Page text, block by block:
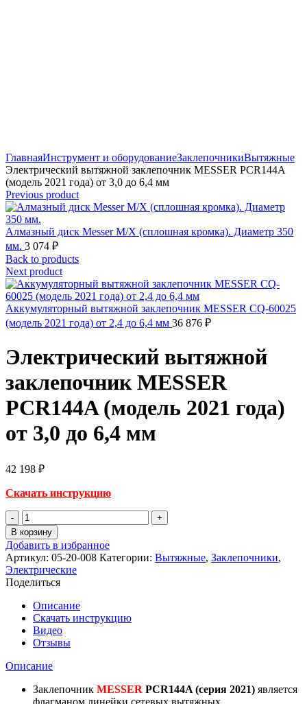
ГлавнаяИнструмент и оборудованиеЗаклепочникиВытяжные
Электрический вытяжной заклепочник MESSER PCR144A
(модель 2021 года) от 3,0 до 6,4 мм
Previous product
Алмазный диск Messer M/X (сплошная кромка). Диаметр 350
мм. 3 074 ₽
Back to products
Next product
Аккумуляторный вытяжной заклепочник MESSER CQ-60025
(модель 2021 года) от 2,4 до 6,4 мм 36 876 ₽
Электрический вытяжной
заклепочник MESSER
PCR144A (модель 2021 года)
от 3,0 до 6,4 мм
42 198 ₽
Скачать инструкцию
Количество
товара
Электрический
вытяжной
заклепочник
MESSER
PCR144A
(модель
2021
года)
от
3,0
до
мм
В корзину
Добавить в избранное
Артикул: 05-20-008 Категории: Вытяжные, Заклепочники,
Электрические
Поделиться
Описание
Скачать инструкцию
Видео
Отзывы
Описание
Заклепочник MESSER PCR144A (серия 2021) является
флагманом линейки сетевых вытяжных